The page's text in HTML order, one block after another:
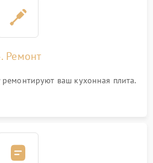
Ремонт
ваш кухонная плита.